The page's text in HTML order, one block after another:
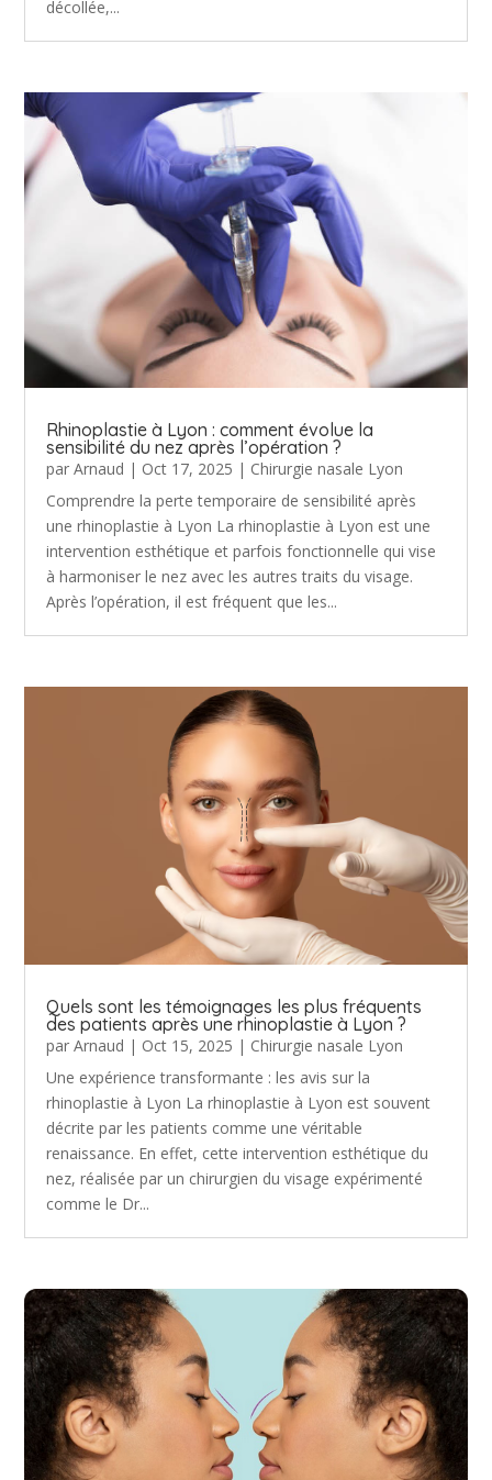
décollée,...
Rhinoplastie à Lyon : comment évolue la
sensibilité du nez après l’opération ?
parArnaud | Oct 17, 2025 | Chirurgie nasale Lyon
Comprendre la perte temporaire de sensibilité après
une rhinoplastie à Lyon La rhinoplastie à Lyon est une
intervention esthétique et parfois fonctionnelle qui vise
à harmoniser le nez avec les autres traits du visage.
Après l’opération, il est fréquent que les...
Quels sont les témoignages les plus fréquents
des patients après une rhinoplastie à Lyon ?
parArnaud | Oct 15, 2025 | Chirurgie nasale Lyon
Une expérience transformante : les avis sur la
rhinoplastie à Lyon La rhinoplastie à Lyon est souvent
décrite par les patients comme une véritable
renaissance. En effet, cette intervention esthétique du
nez, réalisée par un chirurgien du visage expérimenté
comme le Dr...